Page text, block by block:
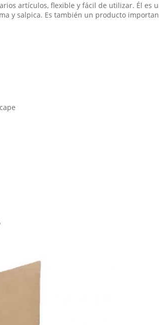
artículos, flexible y fácil de utilizar. Él es
y salpica. Es también un producto